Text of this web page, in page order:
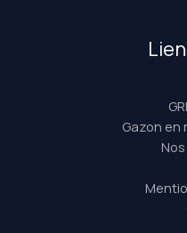
Gazon en